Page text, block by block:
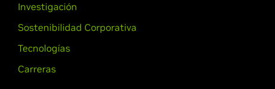
Investigación
Sostenibilidad Corporativa
Tecnologías
Carreras